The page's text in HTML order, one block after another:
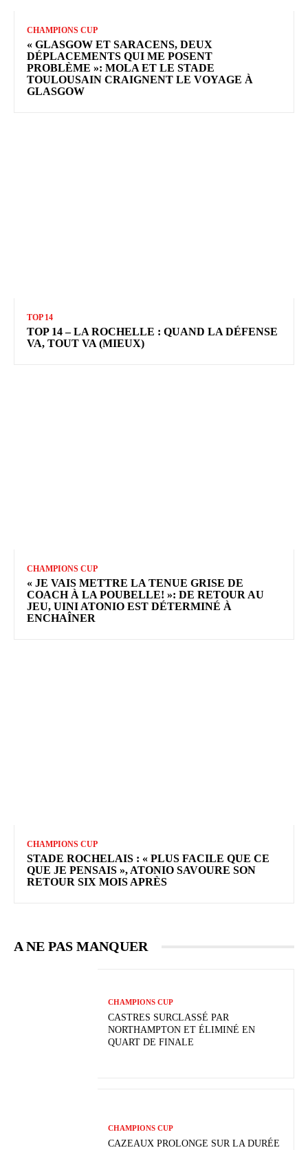
CHAMPIONS CUP
« GLASGOW ET SARACENS, DEUX
DÉPLACEMENTS QUI ME POSENT
PROBLÈME »: MOLA ET LE STADE
TOULOUSAIN CRAIGNENT LE VOYAGE À
GLASGOW
TOP 14
TOP 14 – LA ROCHELLE : QUAND LA DÉFENSE
VA, TOUT VA (MIEUX)
CHAMPIONS CUP
« JE VAIS METTRE LA TENUE GRISE DE
COACH À LA POUBELLE! »: DE RETOUR AU
JEU, UINI ATONIO EST DÉTERMINÉ À
ENCHAÎNER
CHAMPIONS CUP
STADE ROCHELAIS : « PLUS FACILE QUE CE
QUE JE PENSAIS », ATONIO SAVOURE SON
RETOUR SIX MOIS APRÈS
A NE PAS MANQUER
CHAMPIONS CUP
CASTRES SURCLASSÉ PAR
NORTHAMPTON ET ÉLIMINÉ EN
QUART DE FINALE
CHAMPIONS CUP
CAZEAUX PROLONGE SUR LA DURÉE